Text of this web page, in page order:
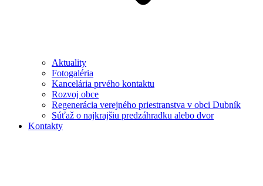
Aktuality
Fotogaléria
Kancelária prvého kontaktu
Rozvoj obce
Regenerácia verejného priestranstva v obci Dubník
Súťaž o najkrajšiu predzáhradku alebo dvor
Kontakty